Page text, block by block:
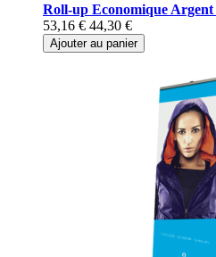
Roll-up Economique Argent
53,16 € 44,30 €
Ajouter au panier